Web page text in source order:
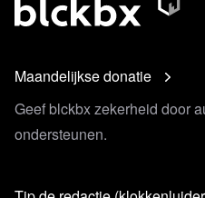
Maandelijkse donatie
Geef blckbx zekerheid door
ondersteunen.